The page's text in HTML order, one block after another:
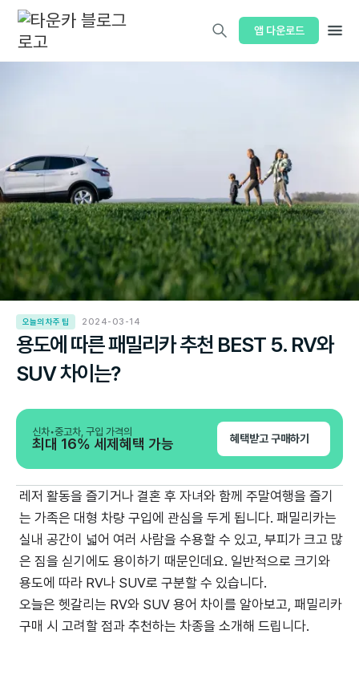
앱 다운로드
오늘의 차주 팁 2024-03-14
용도에 따른 패밀리카 추천 BEST 5. RV와
SUV 차이는?
신차•중고차, 구입 가격의
최대 16% 세제혜택 가능 혜택받고 구매하기
레저 활동을 즐기거나 결혼 후 자녀와 함께 주말여행을 즐기
는 가족은 대형 차량 구입에 관심을 두게 됩니다. 패밀리카는
실내 공간이 넓어 여러 사람을 수용할 수 있고, 부피가 크고 많
은 짐을 싣기에도 용이하기 때문인데요. 일반적으로 크기와
용도에 따라 RV나 SUV로 구분할 수 있습니다.
오늘은 헷갈리는 RV와 SUV 용어 차이를 알아보고, 패밀리카
구매 시 고려할 점과 추천하는 차종을 소개해 드립니다.